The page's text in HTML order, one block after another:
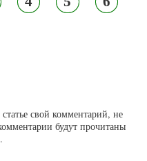
свой комментарий, не
будут прочитаны
.